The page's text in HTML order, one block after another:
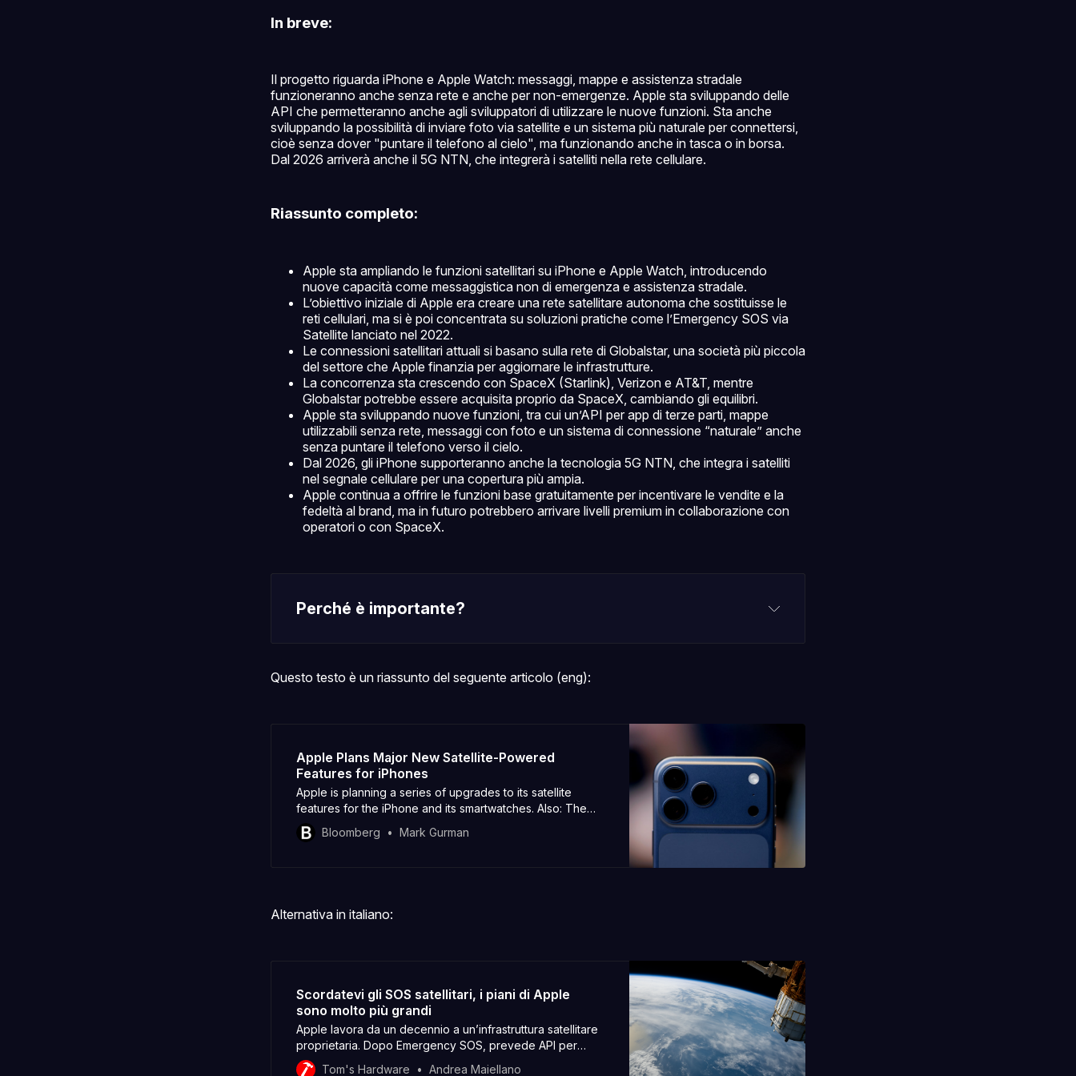
In breve:
Il progetto riguarda iPhone e Apple Watch: messaggi, mappe e assistenza stradale
funzioneranno anche senza rete e anche per non-emergenze. Apple sta sviluppando delle
API che permetteranno anche agli sviluppatori di utilizzare le nuove funzioni. Sta anche
sviluppando la possibilità di inviare foto via satellite e un sistema più naturale per connettersi,
cioè senza dover "puntare il telefono al cielo", ma funzionando anche in tasca o in borsa.
Dal 2026 arriverà anche il 5G NTN, che integrerà i satelliti nella rete cellulare.
Riassunto completo:
Apple sta ampliando le funzioni satellitari su iPhone e Apple Watch, introducendo
nuove capacità come messaggistica non di emergenza e assistenza stradale.
L’obiettivo iniziale di Apple era creare una rete satellitare autonoma che sostituisse le
reti cellulari, ma si è poi concentrata su soluzioni pratiche come l’Emergency SOS via
Satellite lanciato nel 2022.
Le connessioni satellitari attuali si basano sulla rete di Globalstar, una società più piccola
del settore che Apple finanzia per aggiornare le infrastrutture.
La concorrenza sta crescendo con SpaceX (Starlink), Verizon e AT&T, mentre
Globalstar potrebbe essere acquisita proprio da SpaceX, cambiando gli equilibri.
Apple sta sviluppando nuove funzioni, tra cui un’API per app di terze parti, mappe
utilizzabili senza rete, messaggi con foto e un sistema di connessione “naturale” anche
senza puntare il telefono verso il cielo.
Dal 2026, gli iPhone supporteranno anche la tecnologia 5G NTN, che integra i satelliti
nel segnale cellulare per una copertura più ampia.
Apple continua a offrire le funzioni base gratuitamente per incentivare le vendite e la
fedeltà al brand, ma in futuro potrebbero arrivare livelli premium in collaborazione con
operatori o con SpaceX.
Perché è importante?
Questo testo è un riassunto del seguente articolo (eng):
Apple Plans Major New Satellite-Powered
Features for iPhones
Apple is planning a series of upgrades to its satellite
features for the iPhone and its smartwatches. Also: The
company is nearing a $1 billion-a-year deal to power a
revamped Siri with a custom Google Gemini model, and
Bloomberg Mark Gurman
Alternativa in italiano:
Scordatevi gli SOS satellitari, i piani di Apple
sono molto più grandi
Apple lavora da un decennio a un’infrastruttura satellitare
proprietaria. Dopo Emergency SOS, prevede API per
sviluppatori terze parti su iPhone.
Tom's Hardware Andrea Maiellano